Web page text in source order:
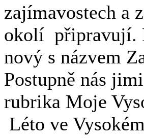
zajímavostech a
okolí připravují.
nový s názvem
Postupně nás
rubrika Moje
Léto ve